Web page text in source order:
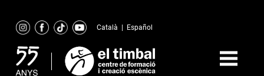
content
Català Español